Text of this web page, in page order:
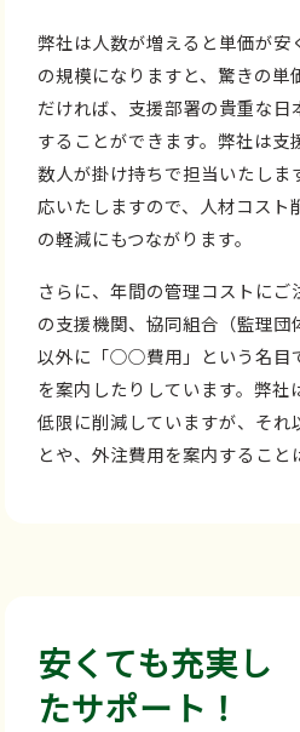
弊社は人数が増えると単価が安
の規模になりますと、驚きの単
だければ、支援部署の貴重な日
することができます。弊社は
数人が掛け持ちで担当いたしま
応いたしますので、人材コスト
の軽減にもつながります。
さらに、年間の管理コストに
の支援機関、協同組合（監理
以外に「○○費用」という名目
を案内したりしています。弊
低限に削減していますが、それ
とや、外注費用を案内すること
安くても充実し
たサポート！